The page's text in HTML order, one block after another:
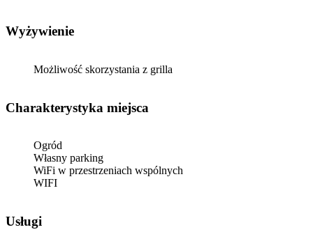
Wyżywienie
Możliwość skorzystania z grilla
Charakterystyka miejsca
Ogród
Własny parking
WiFi w przestrzeniach wspólnych
WIFI
Usługi